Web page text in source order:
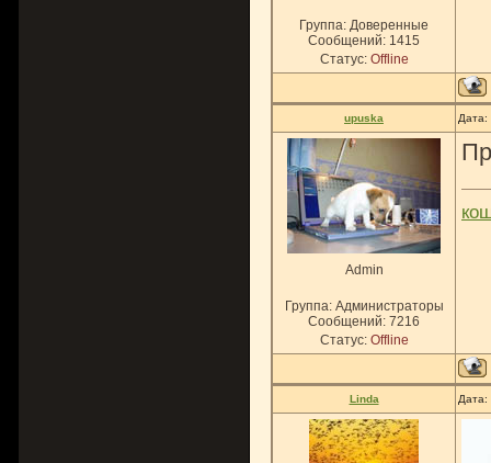
Группа: Доверенные
Сообщений: 1415
Статус: Offline
upuska
Admin
Группа: Администраторы
Сообщений: 7216
Статус: Offline
Linda